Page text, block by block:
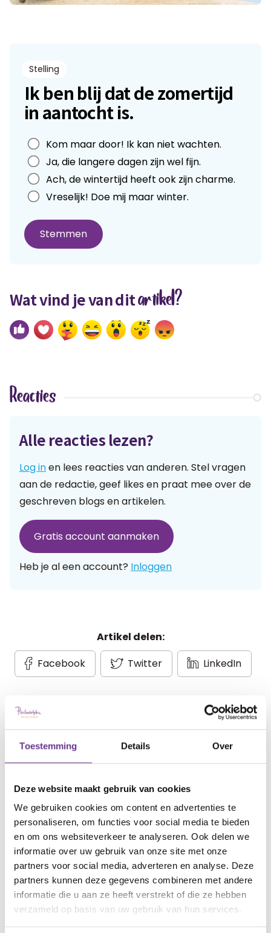
Toestemming Details Over
Deze website maakt gebruik van cookies
We gebruiken cookies om content en advertenties te
personaliseren, om functies voor social media te bieden
en om ons websiteverkeer te analyseren. Ook delen we
informatie over uw gebruik van onze site met onze
partners voor social media, adverteren en analyse. Deze
partners kunnen deze gegevens combineren met andere
informatie die u aan ze heeft verstrekt of die ze hebben
verzameld op basis van uw gebruik van hun services.
Stelling
Ik ben blij dat de zomertijd
in aantocht is.
Leave
this
field
blank
Kom maar door! Ik kan niet wachten.
Ja, die langere dagen zijn wel fijn.
Ach, de wintertijd heeft ook zijn charme.
Vreselijk! Doe mij maar winter.
Stemmen
Wat vind je van ditartikel?
Reacties
Alle reacties lezen?
Log inen lees reacties van anderen. Stel vragen
aan de redactie, geef likes en praat mee over de
geschreven blogs en artikelen.
Gratis account aanmaken
Heb je al een account? Inloggen
Artikel delen:
Facebook
Twitter LinkedIn
Meer Sophi?
Schrijf je invoor onze nieuwsbrief en ontvang
de nieuwste inspirerende verhalen in je mailbox!
Huidigethema
De eerste tijd